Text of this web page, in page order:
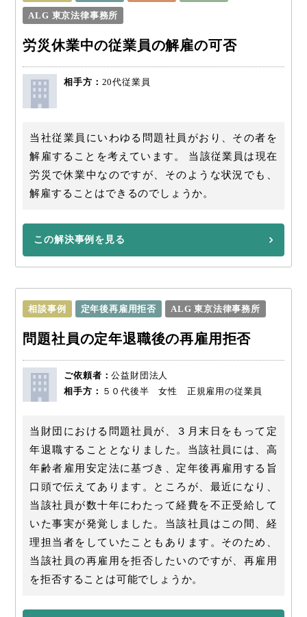
ALG 東京法律事務所
労災休業中の従業員の解雇の可否
相手方： 20代従業員
当社従業員にいわゆる問題社員がおり、その者を
解雇することを考えています。 当該従業員は現在
労災で休業中なのですが、そのような状況でも、
解雇することはできるのでしょうか。
この解決事例を見る
相談事例 定年後再雇用拒否 ALG 東京法律事務所
問題社員の定年退職後の再雇用拒否
ご依頼者：公益財団法人
相手方： ５０代後半 女性 正規雇用の従業員
当財団における問題社員が、３月末日をもって定
年退職することとなりました。当該社員には、高
年齢者雇用安定法に基づき、定年後再雇用する旨
口頭で伝えてあります。ところが、最近になり、
当該社員が数十年にわたって経費を不正受給して
いた事実が発覚しました。当該社員はこの間、経
理担当者をしていたこともあります。そのため、
当該社員の再雇用を拒否したいのですが、再雇用
を拒否することは可能でしょうか。